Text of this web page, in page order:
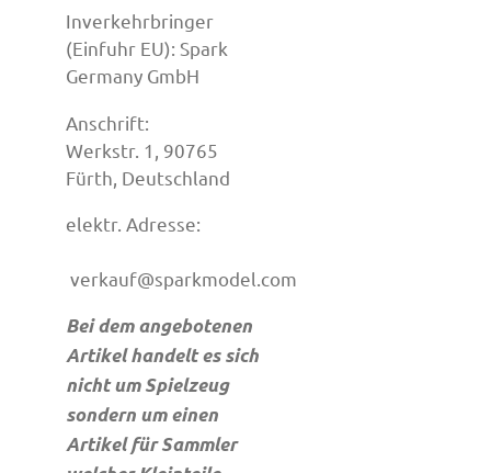
Inverkehrbringer
(Einfuhr EU): Spark
Germany GmbH
Anschrift:
Werkstr. 1, 90765
Fürth, Deutschland
elektr. Adresse:
verkauf@sparkmodel.com
Bei dem angebotenen
Artikel handelt es sich
nicht um Spielzeug
sondern um einen
Artikel für Sammler